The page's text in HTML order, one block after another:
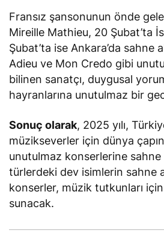
Fransız şansonunun önde
Mireille Mathieu, 20 Şubat’ta
Şubat’ta ise Ankara’da sahne
Adieu ve Mon Credo gibi
bilinen sanatçı, duygusal
hayranlarına unutulmaz bir
Sonuç olarak, 2025 yılı,
müzikseverler için dünya
unutulmaz konserlerine sahne
türlerdeki dev isimlerin sahne
konserler, müzik tutkunları
sunacak.